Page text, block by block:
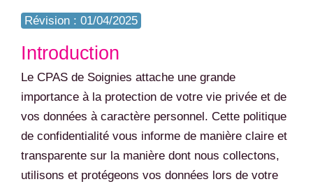
Révision : 01/04/2025
Introduction
Le CPAS de Soignies attache une grande
importance à la protection de votre vie privée et de
vos données à caractère personnel. Cette politique
de confidentialité vous informe de manière claire et
transparente sur la manière dont nous collectons,
utilisons et protégeons vos données lors de votre